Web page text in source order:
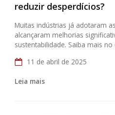
reduzir desperdícios?
Muitas indústrias já adotaram
alcançaram melhorias
sustentabilidade. Saiba mais
11 de abril de 2025
Leia mais